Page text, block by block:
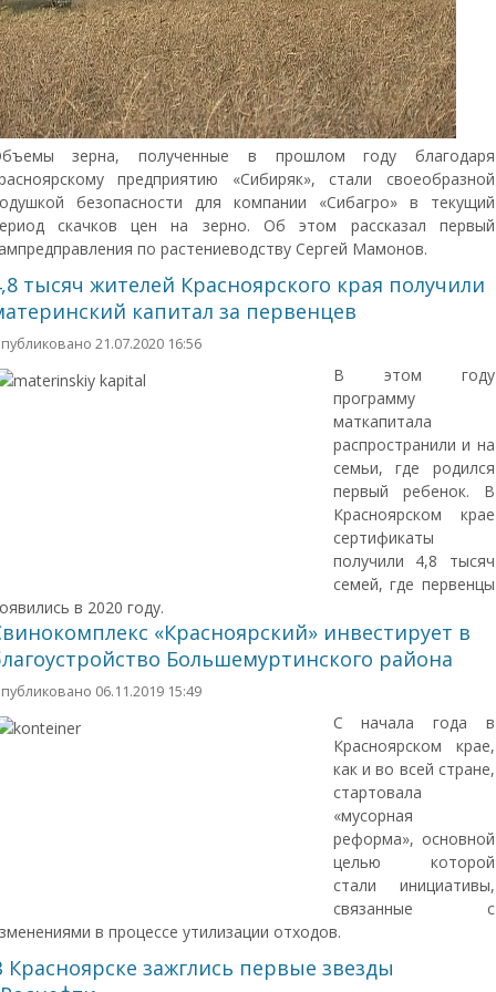
зерна, полученные в прошлом году благодаря
предприятию «Сибиряк», стали своеобразной
безопасности для компании «Сибагро» в текущий
скачков цен на зерно. Об этом рассказал первый
по растениеводству Сергей Мамонов.
тысяч жителей Красноярского края получили
капитал за первенцев
21.07.2020 16:56
В этом году
программу
маткапитала
распространили и на
семьи, где родился
первый ребенок. В
Красноярском крае
сертификаты
получили 4,8 тысяч
семей, где первенцы
в 2020 году.
«Красноярский» инвестирует в
Большемуртинского района
06.11.2019 15:49
С начала года в
Красноярском крае,
как и во всей стране,
стартовала
«мусорная
реформа», основной
целью которой
стали инициативы,
связанные с
в процессе утилизации отходов.
Красноярске зажглись первые звезды